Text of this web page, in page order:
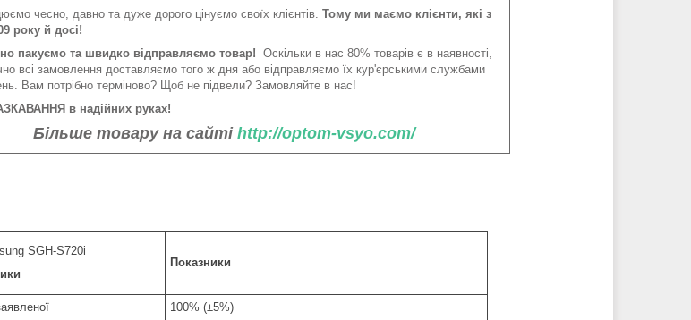
чесно, давно та дуже дорого цінуємо своїх клієнтів. Тому ми маємо клієнти, які з
року й досі!
пакуємо та швидко відправляємо товар! Оскільки в нас 80% товарів є в наявності,
всі замовлення доставляємо того ж дня або відправляємо їх кур'єрськими службами
Вам потрібно терміново? Щоб не підвели? Замовляйте в нас!
в надійних руках!
Більше товару на сайті http://optom-vsyo.com/
SGH-S720i
Показники
100% (±5%)